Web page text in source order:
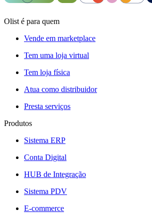
Olist é para quem
Vende em marketplace
Tem uma loja virtual
Tem loja física
Atua como distribuidor
Presta serviços
Produtos
Sistema ERP
Conta Digital
HUB de Integração
Sistema PDV
E-commerce